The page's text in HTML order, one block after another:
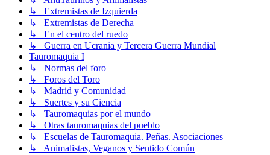
↳ Extremistas de Izquierda
↳ Extremistas de Derecha
↳ En el centro del ruedo
↳ Guerra en Ucrania y Tercera Guerra Mundial
Tauromaquia I
↳ Normas del foro
↳ Foros del Toro
↳ Madrid y Comunidad
↳ Suertes y su Ciencia
↳ Tauromaquias por el mundo
↳ Otras tauromaquias del pueblo
↳ Escuelas de Tauromaquia. Peñas. Asociaciones
↳ Animalistas, Veganos y Sentido Común